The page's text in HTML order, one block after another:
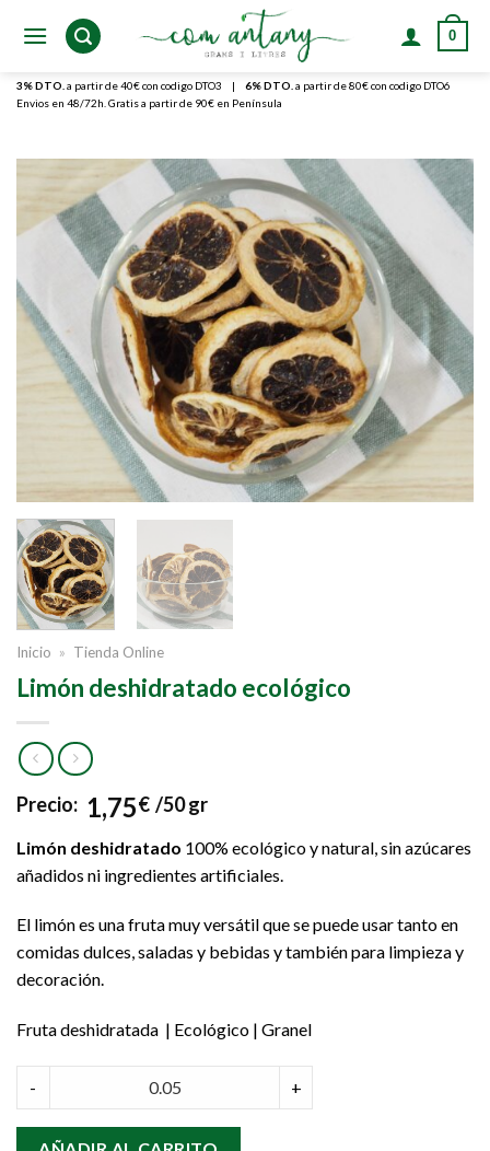
0
3% DTO. a partir de 40€ con codigo DTO3 | 6% DTO. a partir de 80€ con codigo DTO6
Envios en 48/72h. Gratis a partir de 90€ en Península
Inicio » Tienda Online
Limón deshidratado ecológico
Precio: 1,75€ /50 gr
Limón deshidratado 100% ecológico y natural, sin azúcares
añadidos ni ingredientes artificiales.
El limón es una fruta muy versátil que se puede usar tanto en
comidas dulces, saladas y bebidas y también para limpieza y
decoración.
Fruta deshidratada | Ecológico | Granel
- +